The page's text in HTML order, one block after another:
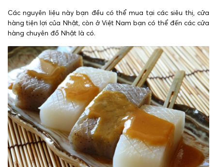
Các nguyên liệu này bạn đều có thể mua tại các siêu thị, cửa
hàng tiện lợi của Nhật, còn ở Việt Nam bạn có thể đến các cửa
hàng chuyên đồ Nhật là có.